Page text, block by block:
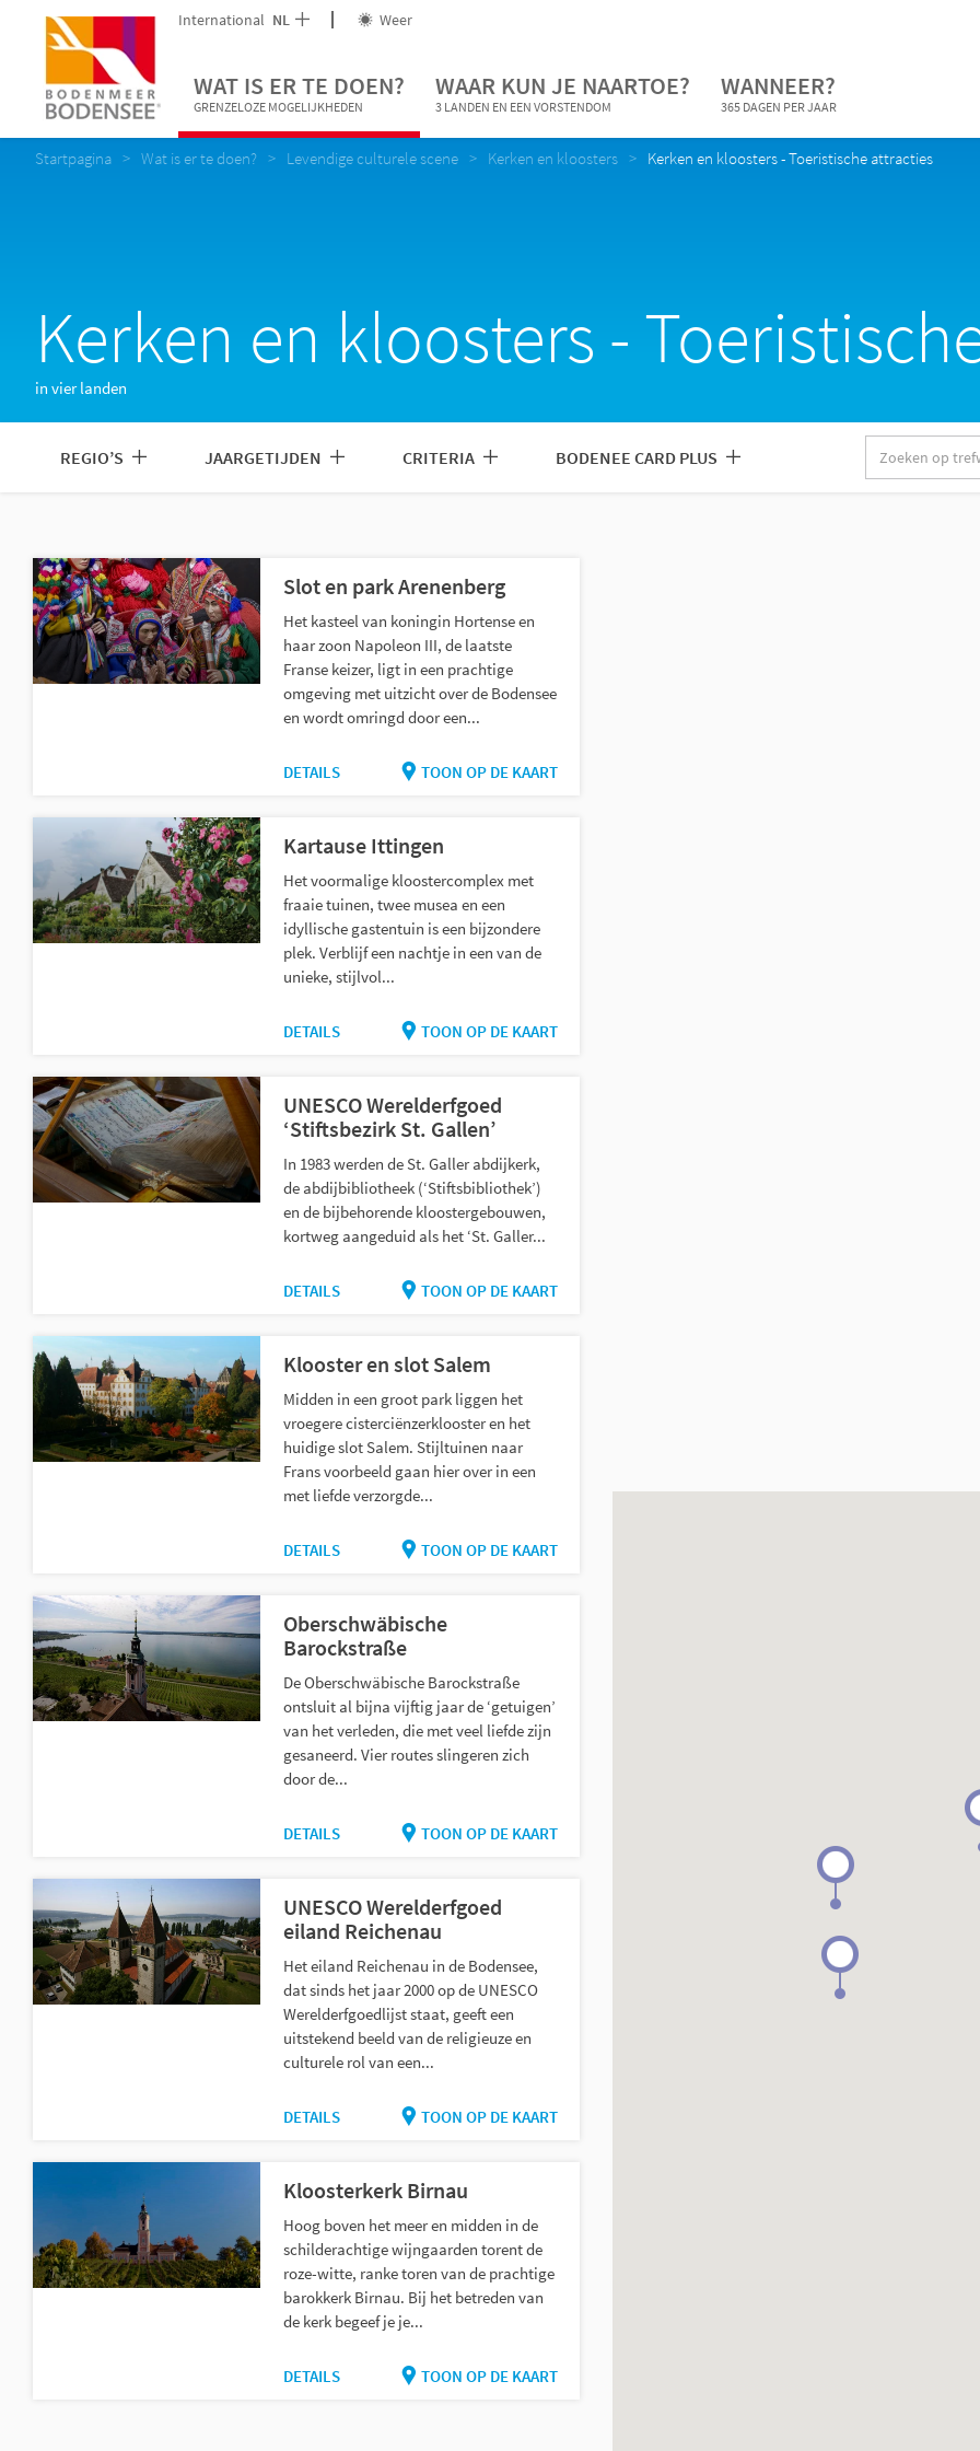
International NL Weer
WAT IS ER TE DOEN?
GRENZELOZE MOGELIJKHEDEN
WAAR KUN JE NAARTOE?
3 LANDEN EN EEN VORSTENDOM
WANNEER?
365 DAGEN PER JAAR
Startpagina Wat is er te doen? Levendige culturele scene Kerken en kloosters Kerken en kloosters - Toeristische attracties
Kerken en kloosters -
in vier landen
REGIO’S JAARGETIJDEN CRITERIA BODENEE CARD PLUS
op
Slot en park Arenenberg
Het kasteel van koningin Hortense en
haar zoon Napoleon III, de laatste
Franse keizer, ligt in een prachtige
omgeving met uitzicht over de Bodensee
en wordt omringd door een...
DETAILS TOON OP DE KAART
Kartause Ittingen
Het voormalige kloostercomplex met
fraaie tuinen, twee musea en een
idyllische gastentuin is een bijzondere
plek. Verblijf een nachtje in een van de
unieke, stijlvol...
DETAILS TOON OP DE KAART
UNESCO Werelderfgoed
‘Stiftsbezirk St. Gallen’
In 1983 werden de St. Galler abdijkerk,
de abdijbibliotheek (‘Stiftsbibliothek’)
en de bijbehorende kloostergebouwen,
kortweg aangeduid als het ‘St. Galler...
DETAILS TOON OP DE KAART
Klooster en slot Salem
Midden in een groot park liggen het
vroegere cisterciënzerklooster en het
huidige slot Salem. Stijltuinen naar
Frans voorbeeld gaan hier over in een
met liefde verzorgde...
DETAILS TOON OP DE KAART
Oberschwäbische
Barockstraße
De Oberschwäbische Barockstraße
ontsluit al bijna vijftig jaar de ‘getuigen’
van het verleden, die met veel liefde zijn
gesaneerd. Vier routes slingeren zich
door de...
DETAILS TOON OP DE KAART
UNESCO Werelderfgoed
eiland Reichenau
Het eiland Reichenau in de Bodensee,
dat sinds het jaar 2000 op de UNESCO
Werelderfgoedlijst staat, geeft een
uitstekend beeld van de religieuze en
culturele rol van een...
DETAILS TOON OP DE KAART
Kloosterkerk Birnau
Hoog boven het meer en midden in de
schilderachtige wijngaarden torent de
roze-witte, ranke toren van de prachtige
barokkerk Birnau. Bij het betreden van
de kerk begeef je je...
DETAILS TOON OP DE KAART